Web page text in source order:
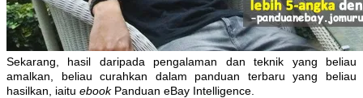
Sekarang, hasil daripada pengalaman dan teknik yang beliau
amalkan, beliau curahkan dalam panduan terbaru yang beliau
hasilkan, iaitu ebookPanduan eBay Intelligence.